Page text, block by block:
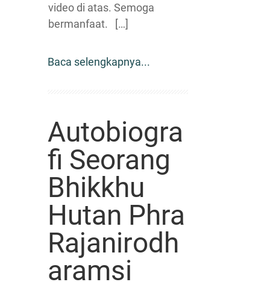
video di atas. Semoga
bermanfaat. […]
Baca selengkapnya...
Autobiogra
fi Seorang
Bhikkhu
Hutan Phra
Rajanirodh
aramsi